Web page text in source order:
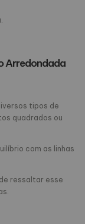
Arredondada
tipos de
quadrados ou
com as linhas
ressaltar esse